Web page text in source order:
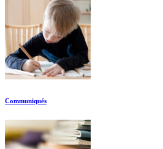
Communiqués